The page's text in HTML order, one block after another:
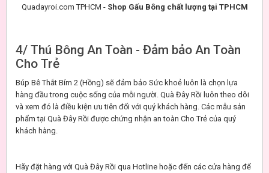
Quadayroi.com TPHCM - Shop Gấu Bông chất lượng tại TPHCM
4/ Thú Bông An Toàn - Đảm bảo An Toàn
Cho Trẻ
Búp Bê Thắt Bím 2 (Hồng) sẽ đảm bảo Sức khoẻ luôn là chọn lựa
hàng đầu trong cuộc sống của mỗi người. Quà Đây Rồi luôn theo dõi
và xem đó là điều kiện ưu tiên đối với quý khách hàng. Các mẫu sản
phẩm tại Quà Đây Rồi được chứng nhận an toàn Cho Trẻ của quý
khách hàng.
Hãy đặt hàng với Quà Đây Rồi qua Hotline hoặc đến các cửa hàng để